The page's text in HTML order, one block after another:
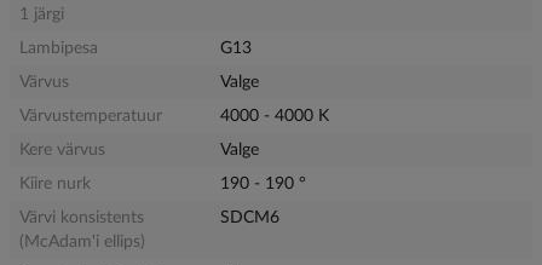
1 järgi
Lambipesa
G13
Värvus
Valge
Värvustemperatuur
4000 - 4000 K
Kere värvus
Valge
Kiire nurk
190 - 190 °
Värvi konsistents
(McAdam'i ellips)
SDCM6